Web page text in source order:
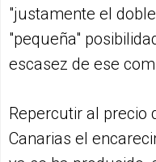
"justamente el
"pequeña"
escasez de ese
Repercutir al precio
Canarias el